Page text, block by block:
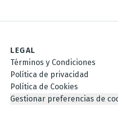
LEGAL
Términos y Condiciones
Política de privacidad
Política de Cookies
Gestionar preferencias de